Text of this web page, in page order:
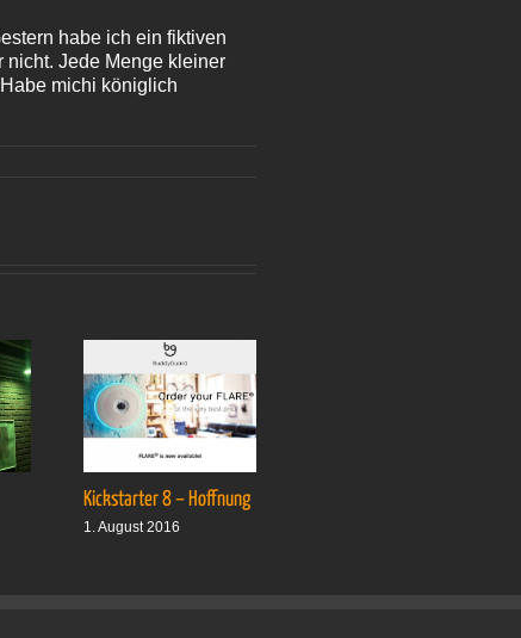
habe ich ein fiktiven
nicht. Jede Menge kleiner
michi königlich
Kickstarter 8 – Hoffnung
1. August 2016